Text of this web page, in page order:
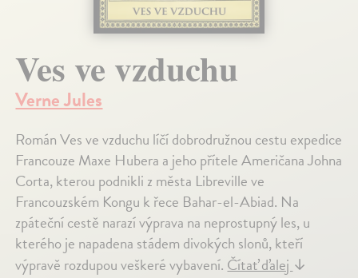
Ves ve vzduchu
Verne Jules
Román Ves ve vzduchu líčí dobrodružnou cestu expedice
Francouze Maxe Hubera a jeho přítele Američana Johna
Corta, kterou podnikli z města Libreville ve
Francouzském Kongu k řece Bahar-el-Abiad. Na
zpáteční cestě narazí výprava na neprostupný les, u
kterého je napadena stádem divokých slonů, kteří
výpravě rozdupou veškeré vybavení.Čítať ďalej↓